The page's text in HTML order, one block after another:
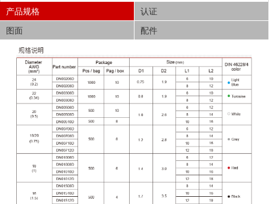
产品规格
认证
图面
配件